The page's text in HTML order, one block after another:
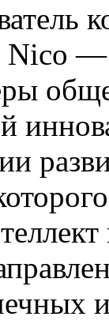
Nico